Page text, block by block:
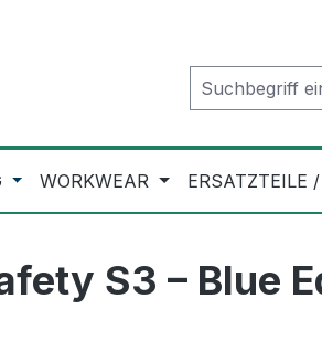
WORKWEAR ERSATZTEILE
S3 – Blue